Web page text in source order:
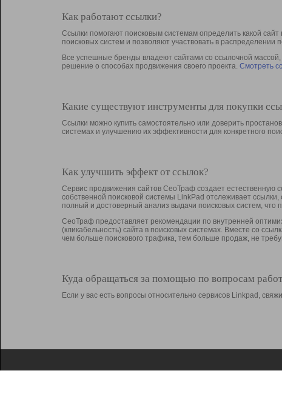
Как работают ссылки?
Ссылки помогают поисковым системам определить какой
поисковых систем и позволяют участвовать в раcпределении
Все успешные бренды владеют сайтами со ссылочной
решение о способах продвижения своего проекта. Смотреть
Какие существуют инструменты для покупки
Ссылки можно купить самостоятельно или доверить
системах и улучшению их эффективности для конкретного
Как улучшить эффект от ссылок?
Сервис продвижения сайтов СеоТраф создает естественную
собственной поисковой системы LinkPad отслеживает
полный и достоверный анализ выдачи поисковых систем, что
СеоТраф предоставляет рекомендации по внутренней
(кликабельность) сайта в поисковых системах. Вместе со
чем больше поискового трафика, тем больше продаж, не
Куда обращаться за помощью по вопросам
Если у вас есть вопросы относительно сервисов Linkpad,